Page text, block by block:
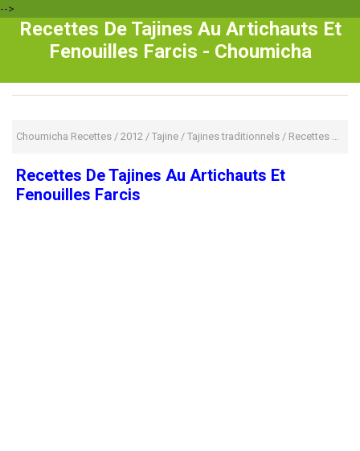
-->
Recettes De Tajines Au Artichauts Et
Fenouilles Farcis - Choumicha
Choumicha Recettes / 2012 / Tajine / Tajines traditionnels / Recettes De Tajines Au Artichauts Et Fenouilles Farcis
Recettes De Tajines Au Artichauts Et
Fenouilles Farcis